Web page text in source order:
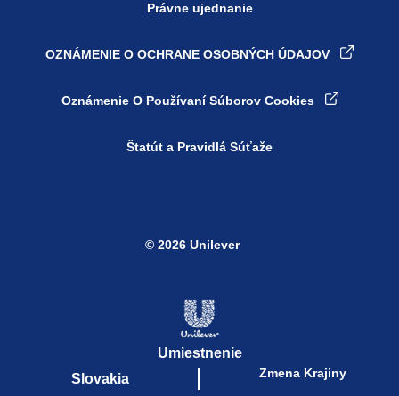
Právne ujednanie
OZNÁMENIE O OCHRANE OSOBNÝCH ÚDAJOV
Oznámenie O Používaní Súborov Cookies
Štatút a Pravidlá Súťaže
Umiestnenie
Slovakia
Zmena Krajiny
© 2026 Unilever